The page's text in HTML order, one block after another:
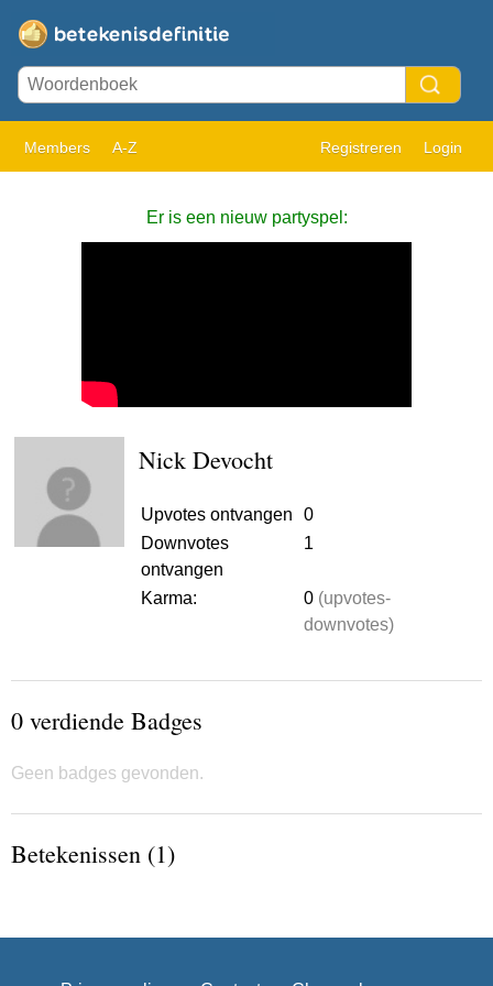
Members A-Z Registreren Login
Er is een nieuw partyspel:
Nick Devocht
Upvotes ontvangen
0
Downvotes
ontvangen
1
Karma: 0 (upvotes-
downvotes)
0 verdiende Badges
Geen badges gevonden.
Betekenissen (1)